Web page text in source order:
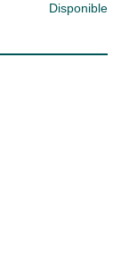
Disponible